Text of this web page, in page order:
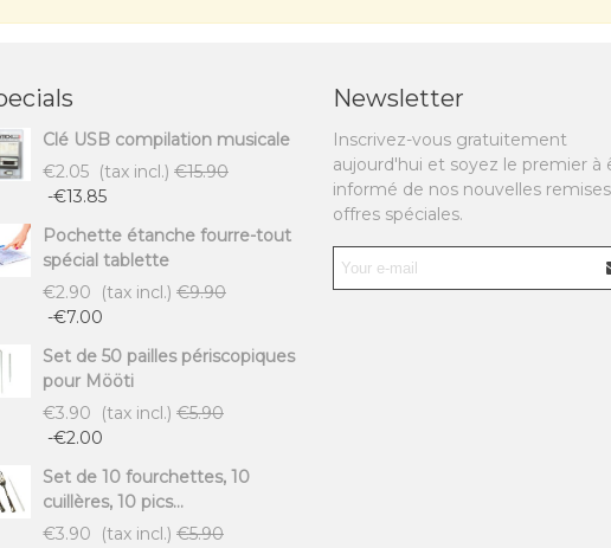
Clé USB compilation musicale
€2.05 (tax incl.) €15.90
-€13.85
Pochette étanche fourre-tout
spécial tablette
€2.90
(tax incl.) €9.90
-€7.00
Set de 50 pailles périscopiques
pour Mööti
€3.90
(tax incl.) €5.90
-€2.00
Set de 10 fourchettes, 10
cuillères, 10 pics...
€3.90
(tax incl.) €5.90
Newsletter
Inscrivez-vous gratuitement
aujourd'hui et soyez le premier à
informé de nos nouvelles
offres spéciales.